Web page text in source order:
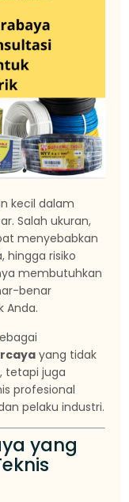
kecil dalam
Salah ukuran,
menyebabkan
hingga risiko
membutuhkan
benar
Anda.
yang tidak
tetapi juga
profesional
pelaku industri.
yang